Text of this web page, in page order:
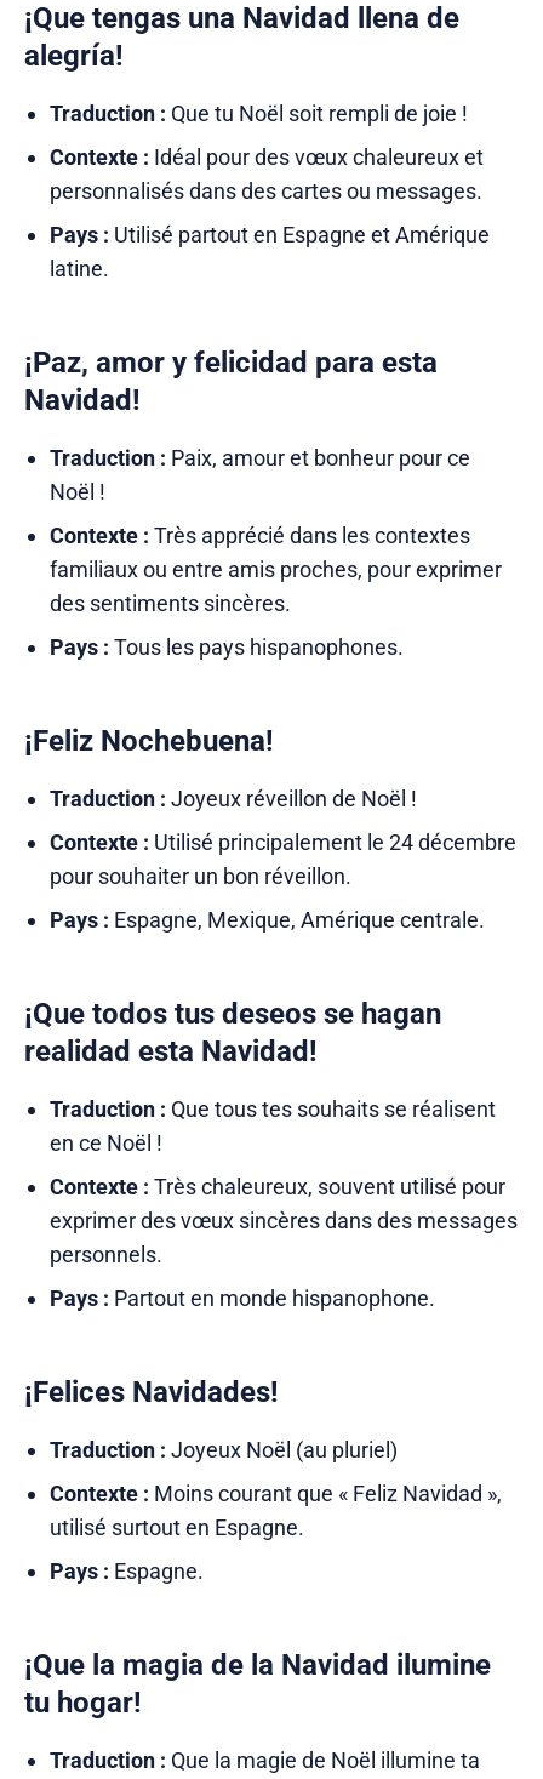
¡Que tengas una Navidad llena de
alegría!
Traduction : Que tu Noël soit rempli de joie !
Contexte : Idéal pour des vœux chaleureux et
personnalisés dans des cartes ou messages.
Pays : Utilisé partout en Espagne et Amérique
latine.
¡Paz, amor y felicidad para esta
Navidad!
Traduction : Paix, amour et bonheur pour ce
Noël !
Contexte : Très apprécié dans les contextes
familiaux ou entre amis proches, pour exprimer
des sentiments sincères.
Pays : Tous les pays hispanophones.
¡Feliz Nochebuena!
Traduction : Joyeux réveillon de Noël !
Contexte : Utilisé principalement le 24 décembre
pour souhaiter un bon réveillon.
Pays : Espagne, Mexique, Amérique centrale.
¡Que todos tus deseos se hagan
realidad esta Navidad!
Traduction : Que tous tes souhaits se réalisent
en ce Noël !
Contexte : Très chaleureux, souvent utilisé pour
exprimer des vœux sincères dans des messages
personnels.
Pays : Partout en monde hispanophone.
¡Felices Navidades!
Traduction : Joyeux Noël (au pluriel)
Contexte : Moins courant que « Feliz Navidad »,
utilisé surtout en Espagne.
Pays : Espagne.
¡Que la magia de la Navidad ilumine
tu hogar!
Traduction : Que la magie de Noël illumine ta